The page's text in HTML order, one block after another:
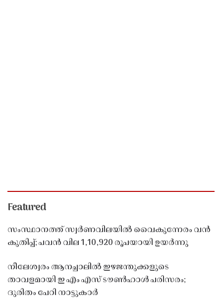
Featured
സംസ്ഥാനത്ത് സ്വർണവിലയിൽ വൈകുന്നേരം വൻ
കുതിപ്പ്; പവൻ വില 1,10,920 രൂപയായി ഉയർന്നു
നീലേശ്വരം ആനച്ചാലിൽ ഇഴജന്തുക്കളുടെ
താവളമായി ഇ എം എസ് ടൗൺഹാൾ പരിസരം;
ദുരിതം പേറി നാട്ടുകാർ